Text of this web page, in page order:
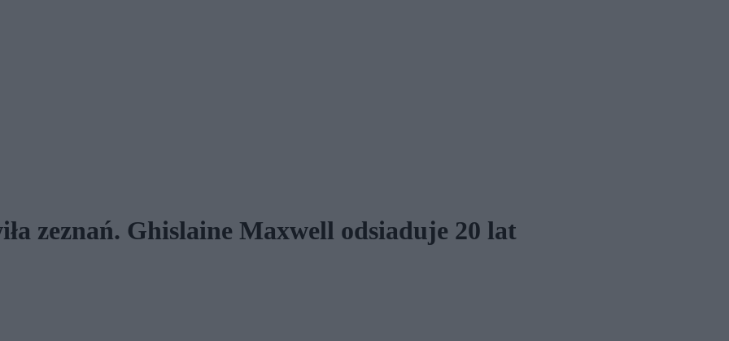
zeznań. Ghislaine Maxwell odsiaduje 20 lat